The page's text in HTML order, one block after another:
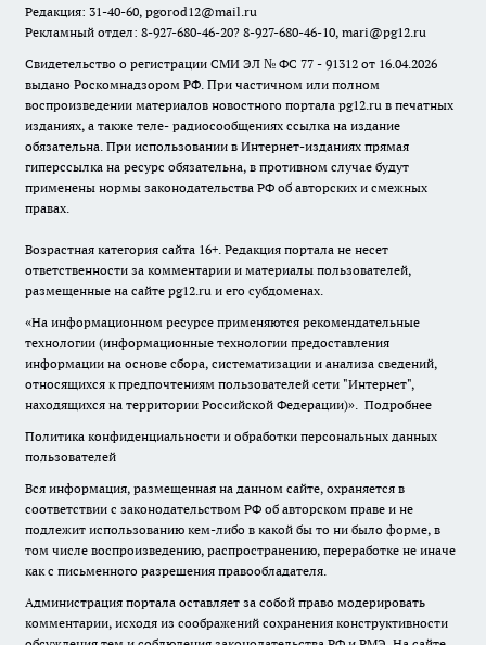
Редакция: 31-40-60, pgorod12@mail.ru
Рекламный отдел: 8-927-680-46-20? 8-927-680-46-10, mari@pg12.ru
Свидетельство о регистрации СМИ ЭЛ № ФС 77 - 91312 от 16.04.2026
выдано Роскомнадзором РФ. При частичном или полном
воспроизведении материалов новостного портала pg12.ru в печатных
изданиях, а также теле- радиосообщениях ссылка на издание
обязательна. При использовании в Интернет-изданиях прямая
гиперссылка на ресурс обязательна, в противном случае будут
применены нормы законодательства РФ об авторских и смежных
правах.
Возрастная категория сайта 16+. Редакция портала не несет
ответственности за комментарии и материалы пользователей,
размещенные на сайте pg12.ru и его субдоменах.
«На информационном ресурсе применяются рекомендательные
технологии (информационные технологии предоставления
информации на основе сбора, систематизации и анализа сведений,
относящихся к предпочтениям пользователей сети "Интернет",
находящихся на территории Российской Федерации)». Подробнее
Политика конфиденциальности и обработки персональных данных
пользователей
Вся информация, размещенная на данном сайте, охраняется в
соответствии с законодательством РФ об авторском праве и не
подлежит использованию кем-либо в какой бы то ни было форме, в
том числе воспроизведению, распространению, переработке не иначе
как с письменного разрешения правообладателя.
Администрация портала оставляет за собой право модерировать
комментарии, исходя из соображений сохранения конструктивности